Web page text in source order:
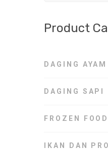
Product
DAGING AYAM
DAGING SAPI
FROZEN FOOD
IKAN DAN